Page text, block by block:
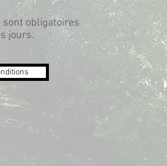
obligatoires
jours.